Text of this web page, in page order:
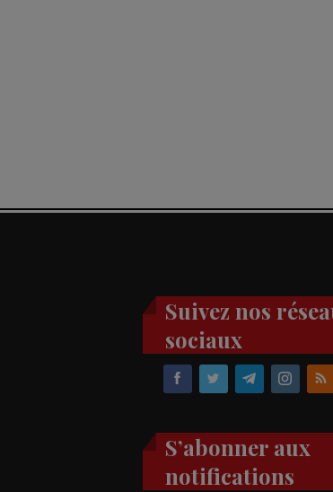
Suivez nos
sociaux
S’abonner aux
notifications